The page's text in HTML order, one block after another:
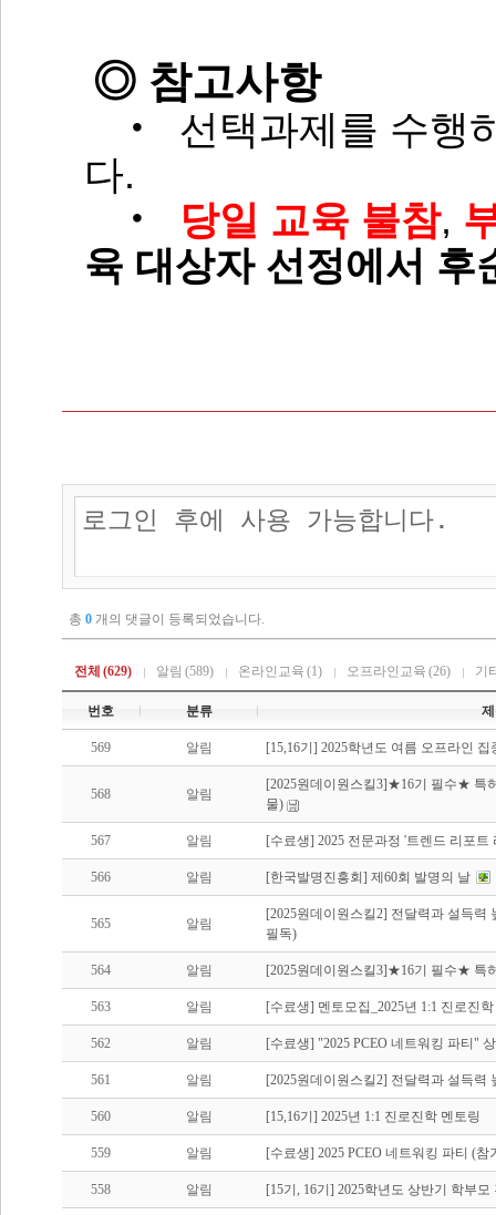
◎ 참고사항
‧ 선택과제를 수행
다.
‧ 당일 교육 불참,
육 대상자 선정에서 후
총 0 개의 댓글이 등록되었습니다.
전체 (629) 알림 (589) 온라인교육 (1) 오프라인교육 (26) 기
번호 분류
569 알림 [15,16기] 2025학년도 여름 오프라인
568 알림
[2025원데이원스킬3]★16기 필수★ 특
물)
567 알림 [수료생] 2025 전문과정 '트렌드 리포트
566 알림 [한국발명진흥회] 제60회 발명의 날
565 알림
[2025원데이원스킬2] 전달력과 설득
필독)
564 알림 [2025원데이원스킬3]★16기 필수★ 특
563 알림 [수료생] 멘토모집_2025년 1:1 진로진
562 알림 [수료생] "2025 PCEO 네트워킹 파티"
561 알림 [2025원데이원스킬2] 전달력과 설득력
560 알림 [15,16기] 2025년 1:1 진로진학 멘토링
559 알림 [수료생] 2025 PCEO 네트워킹 파티 (참
558 알림 [15기, 16기] 2025학년도 상반기 학부모